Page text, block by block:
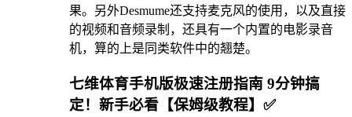
果。另外Desmume还支持麦克风的使用，以及直接
的视频和音频录制，还具有一个内置的电影录音
机，算的上是同类软件中的翘楚。
七维体育手机版极速注册指南 9分钟搞
定！新手必看【保姆级教程】✅